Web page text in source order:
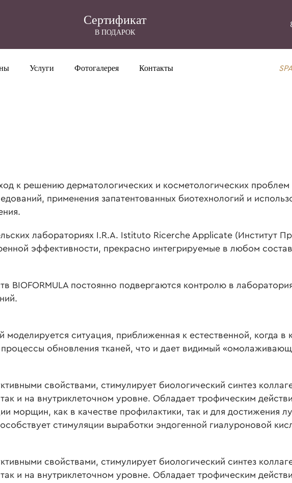
Cертификат
В ПОДАРОК
Услуги Фотогалерея Контакты SPA
к решению дерматологических и косметологических
применения запатентованных биотехнологий и
лабораториях I.R.A. Istituto Ricerche Applicate (Институт
эффективности, прекрасно интегрируемые в любом
BIOFORMULA постоянно подвергаются контролю в
ситуация, приближенная к естественной, когда в
обновления тканей, что и дает видимый
свойствами, стимулирует биологический синтез
и на внутриклеточном уровне. Обладает трофическим
морщин, как в качестве профилактики, так и для достижения
стимуляции выработки эндогенной гиалуроновой
свойствами, стимулирует биологический синтез
и на внутриклеточном уровне. Обладает трофическим